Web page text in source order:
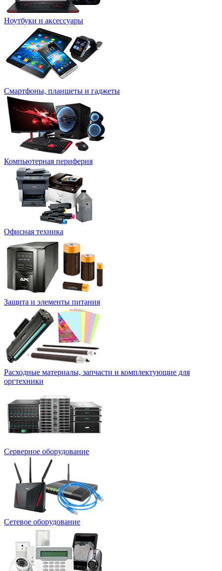
Ноутбуки и аксессуары
Смартфоны, планшеты и гаджеты
Компьютерная периферия
Офисная техника
Защита и элементы питания
Расходные материалы, запчасти и комплектующие для
оргтехники
Серверное оборудование
Сетевое оборудование